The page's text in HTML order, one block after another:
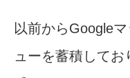
以前からGoogle
ューを蓄積して